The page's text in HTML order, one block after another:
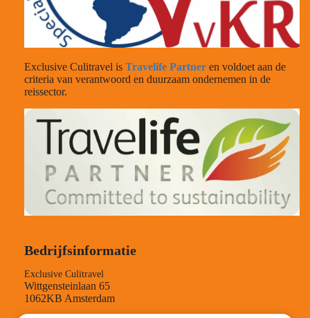
Exclusive Culitravel is Travelife Partner en voldoet aan de
criteria van verantwoord en duurzaam ondernemen in de
reissector.
Bedrijfsinformatie
Exclusive Culitravel
Wittgensteinlaan 65
1062KB Amsterdam